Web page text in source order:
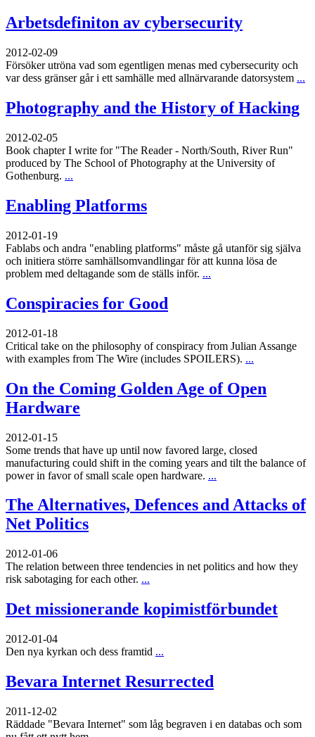
Arbetsdefiniton av cybersecurity
2012-02-09
Försöker utröna vad som egentligen menas med cybersecurity och
var dess gränser går i ett samhälle med allnärvarande datorsystem ...
Photography and the History of Hacking
2012-02-05
Book chapter I write for "The Reader - North/South, River Run"
produced by The School of Photography at the University of
Gothenburg. ...
Enabling Platforms
2012-01-19
Fablabs och andra "enabling platforms" måste gå utanför sig själva
och initiera större samhällsomvandlingar för att kunna lösa de
problem med deltagande som de ställs inför. ...
Conspiracies for Good
2012-01-18
Critical take on the philosophy of conspiracy from Julian Assange
with examples from The Wire (includes SPOILERS). ...
On the Coming Golden Age of Open
Hardware
2012-01-15
Some trends that have up until now favored large, closed
manufacturing could shift in the coming years and tilt the balance of
power in favor of small scale open hardware. ...
The Alternatives, Defences and Attacks of
Net Politics
2012-01-06
The relation between three tendencies in net politics and how they
risk sabotaging for each other. ...
Det missionerande kopimistförbundet
2012-01-04
Den nya kyrkan och dess framtid ...
Bevara Internet Resurrected
2011-12-02
Räddade "Bevara Internet" som låg begraven i en databas och som